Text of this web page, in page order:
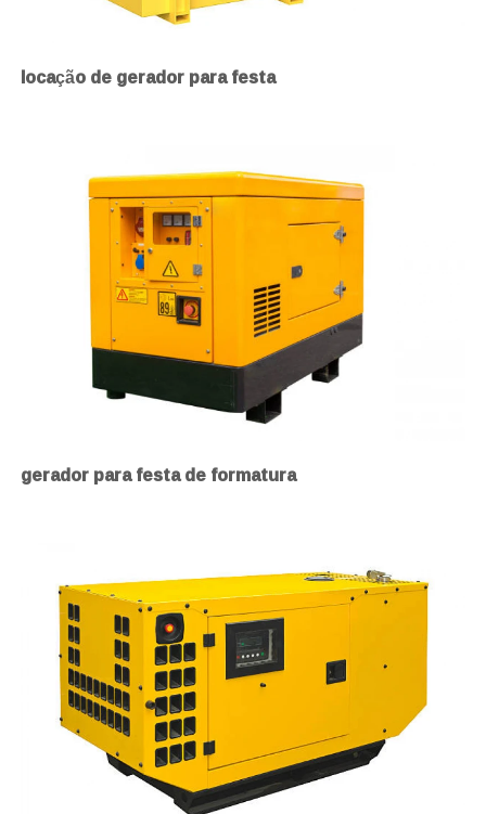
locação de gerador para festa
gerador para festa de formatura